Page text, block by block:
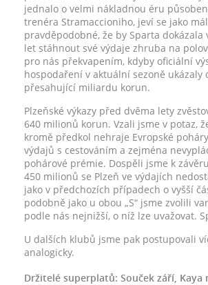
jednalo o velmi nákladnou éru
trenéra Stramaccioniho, jeví se jako
pravděpodobné, že by Sparta
let stáhnout své výdaje zhruba na
pro nás překvapením, kdyby oficiální
hospodaření v aktuální sezoně ukázaly
přesahující miliardu korun.
Plzeňské výkazy před dvěma lety
640 milionů korun. Vzali jsme v potaz,
kromě předkol nehraje Evropské
výdajů s cestováním a zejména
pohárové prémie. Dospěli jsme k
450 milionů se Plzeň ve výdajích
jako v předchozích případech o vyšší
podobně jako u obou „S“ jsme zvolili
podle nás nejnižší, o níž lze uvažovat.
U dalších klubů jsme pak postupovali
analogicky.
Držitelé superplatů: Souček září, Kaya